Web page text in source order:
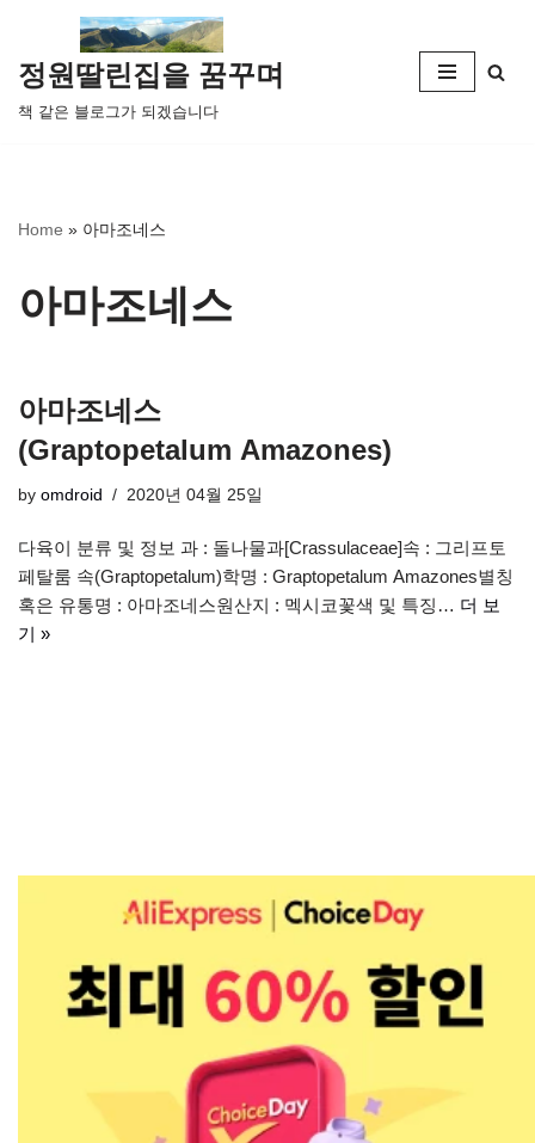
콘
텐
츠
뛰
정원딸린집을 꿈꾸며
책 같은 블로그가 되겠습니다
Home » 아마조네스
아마조네스
아마조네스
(Graptopetalum Amazones)
by omdroid 2020년 04월 25일
다육이 분류 및 정보 과 : 돌나물과[Crassulaceae]속 : 그리프토
페탈룸 속(Graptopetalum)학명 : Graptopetalum Amazones별칭
혹은 유통명 : 아마조네스원산지 : 멕시코꽃색 및 특징… 더 보
기 »